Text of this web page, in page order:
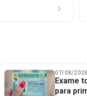
07/08/2026
Exame
para